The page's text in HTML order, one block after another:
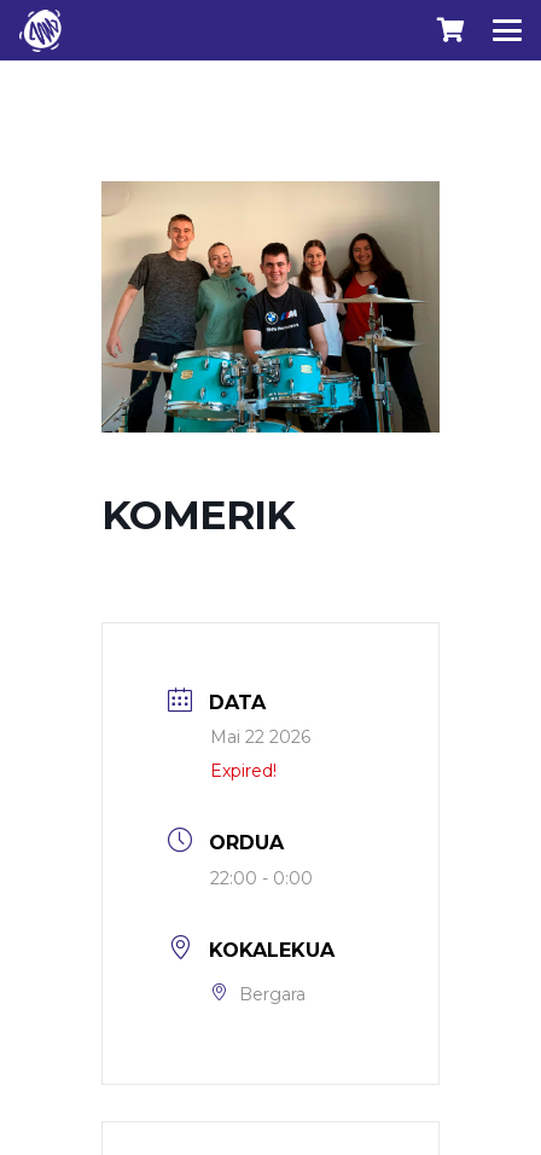
KOMERIK
DATA
Mai 22 2026
Expired!
ORDUA
22:00 - 0:00
KOKALEKUA
Bergara